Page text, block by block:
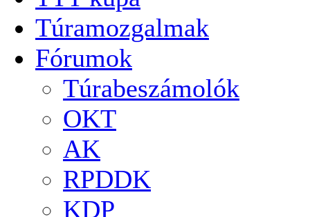
Túramozgalmak
Fórumok
Túrabeszámolók
OKT
AK
RPDDK
KDP